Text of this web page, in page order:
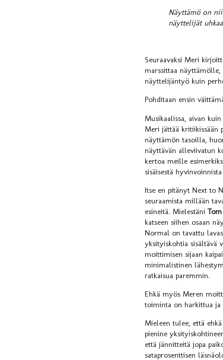
Näyttämö on
näyttelijät
Seuraavaksi Meri
marssittaa
näyttelijäntyö kuin
Pohditaan ensin
Musikaalissa, aivan
Meri jättää kritiikissään
näyttämön tasoilla,
näyttävän alleviivatun
kertoa meille
sisäisestä
Itse en pitänyt Next to
seuraamista millään
esineitä. Mielestäni
katseen siihen osaan
Normal on tavattu
yksityiskohtia sisältävä
moittimisen sijaan
minimalistinen
ratkaisua paremmin.
Ehkä myös Meren
toiminta on harkittua ja
Mieleen tulee, että
pienine
että jännitteitä jopa
sataprosenttisen